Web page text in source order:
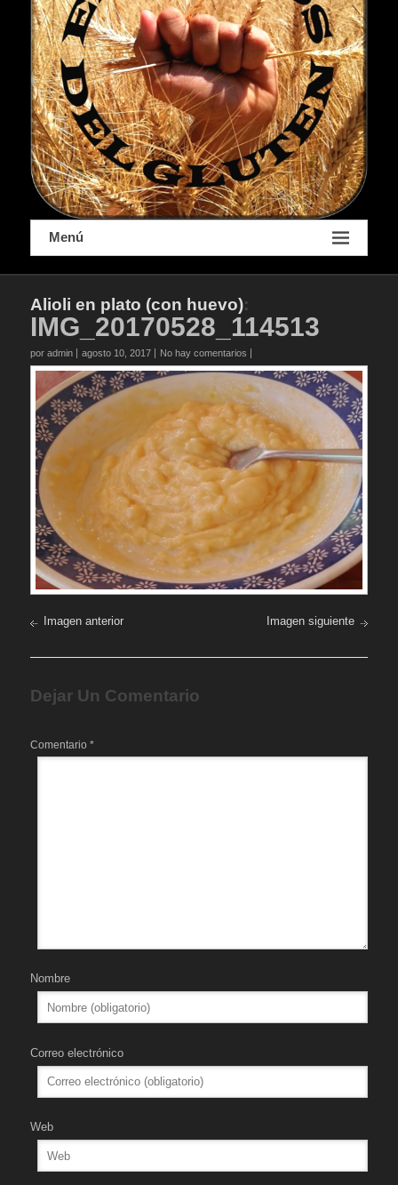
Menú
Alioli en plato (con huevo):
IMG_20170528_114513
por admin agosto 10, 2017 No hay comentarios
Imagen anterior Imagen siguiente
Dejar Un Comentario
Comentario *
Nombre
Correo electrónico
Web